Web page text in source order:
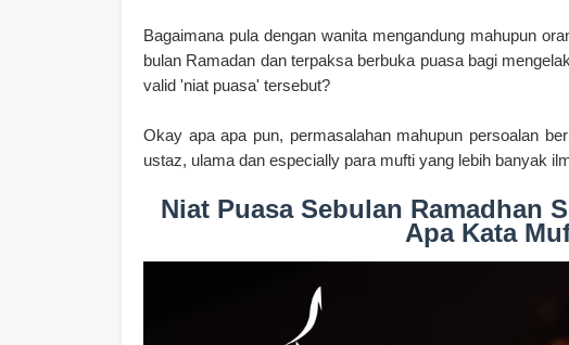
Bagaimana pula dengan wanita mengandung mahupun
bulan Ramadan dan terpaksa berbuka puasa bagi
valid 'niat puasa' tersebut?
Okay apa apa pun, permasalahan mahupun persoalan
ustaz, ulama dan especially para mufti yang lebih banyak
Niat Puasa Sebulan Ramadhan
Apa Kata